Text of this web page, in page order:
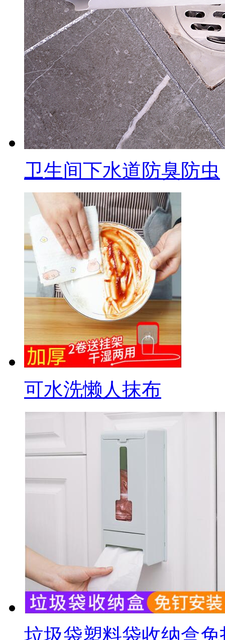
卫生间下水道防臭防虫
可水洗懒人抹布
垃圾袋塑料袋收纳盒